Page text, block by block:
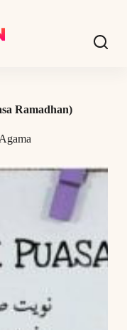
Ramadhan)
Agama